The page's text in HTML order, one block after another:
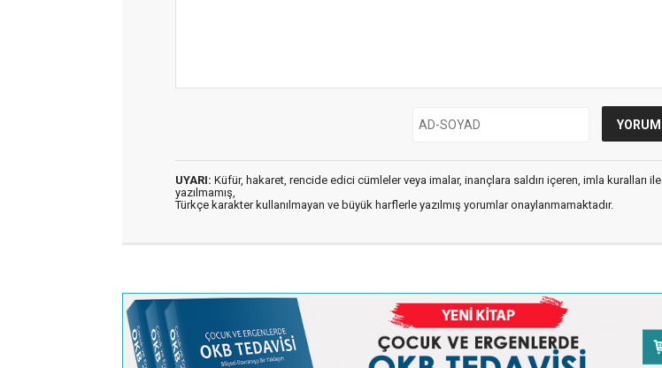
UYARI: Küfür, hakaret, rencide edici cümleler veya imalar, inançlara saldırı içeren, imla kuralları ile
yazılmamış,
Türkçe karakter kullanılmayan ve büyük harflerle yazılmış yorumlar onaylanmamaktadır.